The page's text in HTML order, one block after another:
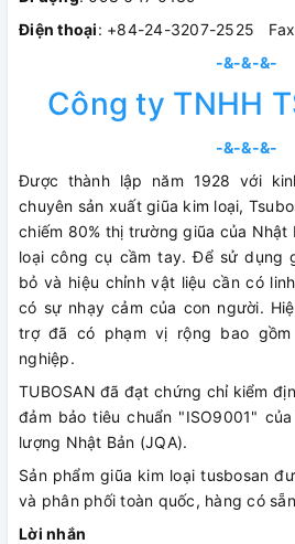
Điện thoại: +84-24-3207-2525
-&-&-&-
Công ty TNHH
-&-&-&-
Được thành lập năm 1928 với
chuyên sản xuất giũa kim loại,
chiếm 80% thị trường giũa của Nhật
loại công cụ cầm tay. Để sử dụng
bỏ và hiệu chỉnh vật liệu cần có
có sự nhạy cảm của con người.
trợ đã có phạm vị rộng bao
nghiệp.
TUBOSAN đã đạt chứng chỉ kiểm
đảm bảo tiêu chuẩn "ISO9001"
lượng Nhật Bản (JQA).
Sản phẩm giũa kim loại tusbosan
và phân phối toàn quốc, hàng có
Lời nhắn